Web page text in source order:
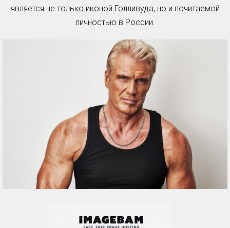
является не только иконой Голливуда, но и почитаемой
личностью в России.